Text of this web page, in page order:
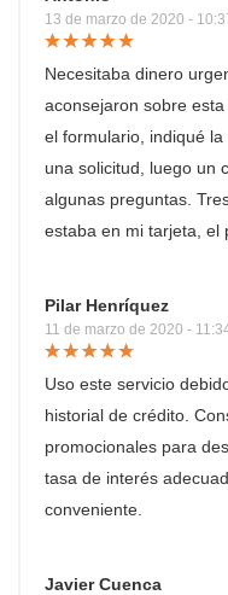
13 de marzo de 2020 -
Necesitaba dinero
aconsejaron sobre
el formulario, indiqué
una solicitud, luego un
algunas preguntas.
estaba en mi tarjeta, el
Pilar Henríquez
11 de marzo de 2020 -
Uso este servicio
historial de crédito.
promocionales para
tasa de interés
conveniente.
Javier Cuenca